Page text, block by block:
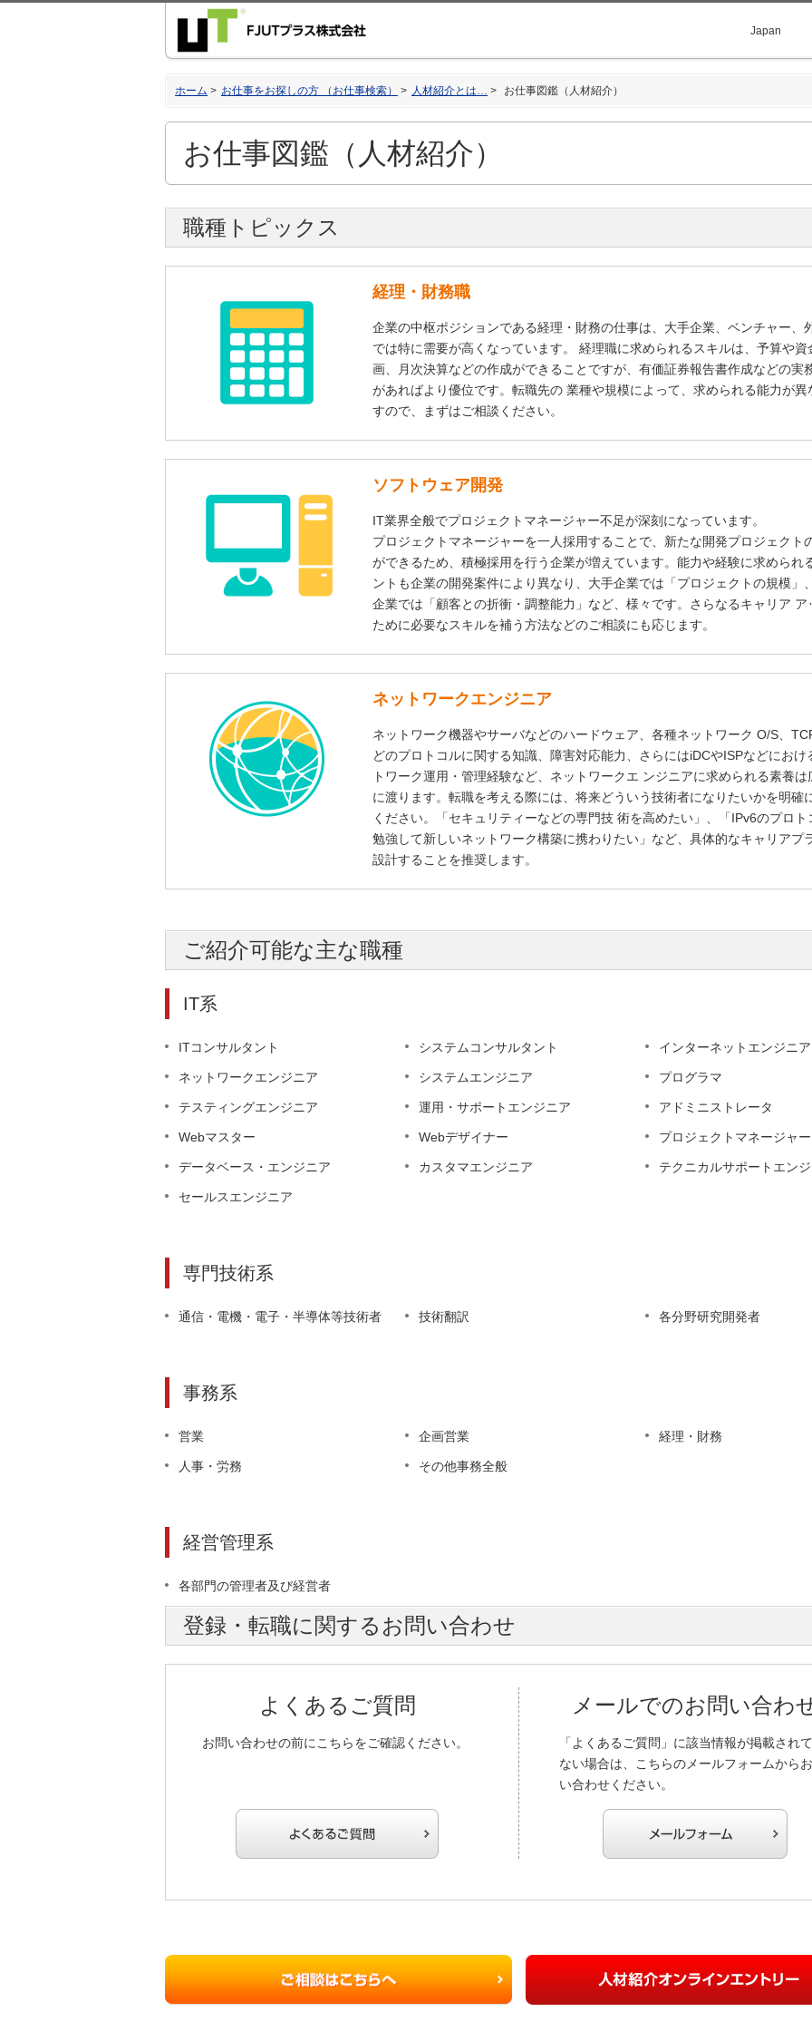
Japan
ホーム お仕事をお探しの方 （お仕事検索） 人材紹介とは… お仕事図鑑（人材紹介）
お仕事図鑑（人材紹介）
職種トピックス
経理・財務職
企業の中枢ポジションである経理・財務の仕事は、大手企業、ベンチャー、
では特に需要が高くなっています。 経理職に求められるスキルは、予算や資
画、月次決算などの作成ができることですが、有価証券報告書作成などの実
があればより優位です。転職先の 業種や規模によって、求められる能力が異
すので、まずはご相談ください。
ソフトウェア開発
IT業界全般でプロジェクトマネージャー不足が深刻になっています。
プロジェクトマネージャーを一人採用することで、新たな開発プロジェクト
ができるため、積極採用を行う企業が増えています。能力や経験に求められ
ントも企業の開発案件により異なり、大手企業では「プロジェクトの規模」
企業では「顧客との折衝・調整能力」など、様々です。さらなるキャリア ア
ために必要なスキルを補う方法などのご相談にも応じます。
ネットワークエンジニア
ネットワーク機器やサーバなどのハードウェア、各種ネットワーク O/S、
どのプロトコルに関する知識、障害対応能力、さらにはiDCやISPなどにおけ
トワーク運用・管理経験など、ネットワークエ ンジニアに求められる素養は
に渡ります。転職を考える際には、将来どういう技術者になりたいかを明確
ください。「セキュリティーなどの専門技 術を高めたい」、「IPv6のプロト
勉強して新しいネットワーク構築に携わりたい」など、具体的なキャリアプ
設計することを推奨します。
ご紹介可能な主な職種
IT系
ITコンサルタント
ネットワークエンジニア
テスティングエンジニア
Webマスター
データベース・エンジニア
セールスエンジニア
システムコンサルタント
システムエンジニア
運用・サポートエンジニア
Webデザイナー
カスタマエンジニア
インターネットエンジニア
プログラマ
アドミニストレータ
プロジェクトマネージャー
テクニカルサポートエン
専門技術系
通信・電機・電子・半導体等技術者 技術翻訳 各分野研究開発者
事務系
営業
人事・労務
企画営業
その他事務全般
経理・財務
経営管理系
各部門の管理者及び経営者
登録・転職に関するお問い合わせ
よくあるご質問
お問い合わせの前にこちらをご確認ください。
メールでのお問い合わ
「よくあるご質問」に該当情報が掲載され
ない場合は、こちらのメールフォームから
い合わせください。